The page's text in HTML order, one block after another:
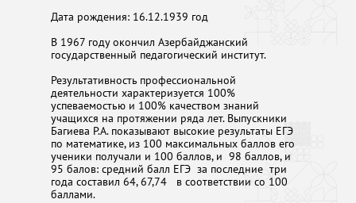
Дата рождения: 16.12.1939 год
В 1967 году окончил Азербайджанский
государственный педагогический институт.
Результативность профессиональной
деятельности характеризуется 100%
успеваемостью и 100% качеством знаний
учащихся на протяжении ряда лет. Выпускники
Багиева Р.А. показывают высокие результаты ЕГЭ
по математике, из 100 максимальных баллов его
ученики получали и 100 баллов, и 98 баллов, и
95 балов: средний балл ЕГЭ за последние три
года составил 64, 67,74 в соответствии со 100
баллами.